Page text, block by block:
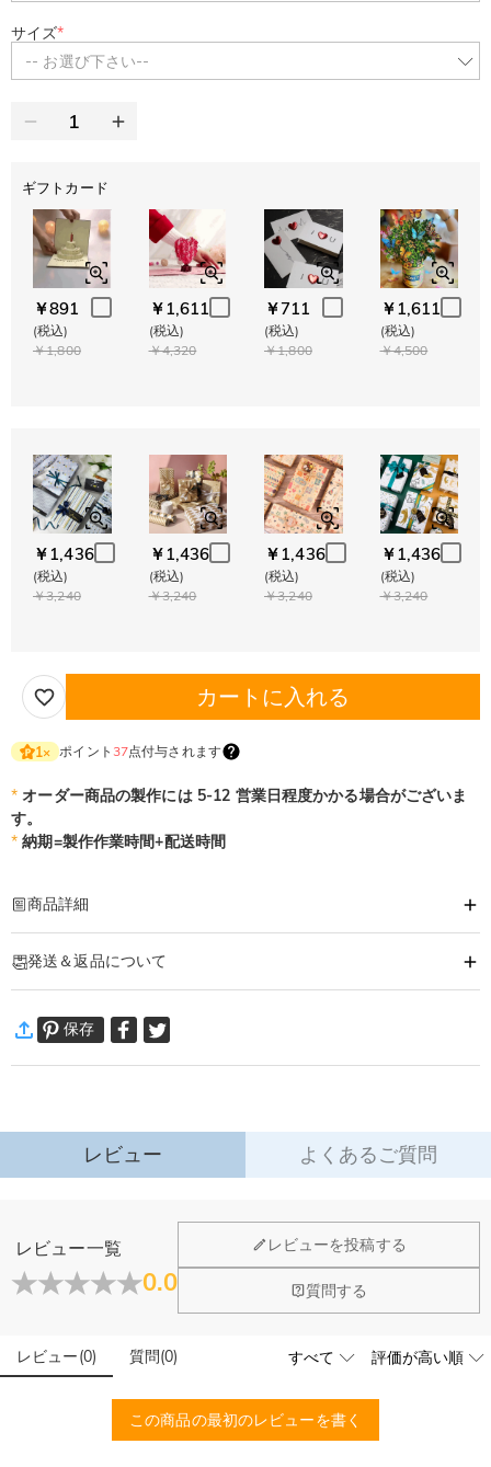
サイズ*
-- お選び下さい--
ギフトカード
￥891
(税込)
￥1,800
￥1,611
(税込)
￥4,320
￥711
(税込)
￥1,800
￥1,611
(税込)
￥4,500
￥1,436
(税込)
￥3,240
￥1,436
(税込)
￥3,240
￥1,436
(税込)
￥3,240
￥1,436
(税込)
￥3,240
カートに入れる
1× ポイント 37点付与されます
* オーダー商品の製作には 5-12 営業日程度かかる場合がございま
す。
* 納期=製作作業時間+配送時間
商品詳細
お好きな柄物やイニシャル、名前などで作った可愛いクッションです。
高品質素材で、柔軟で、刺激のない肌触リ感です。
長期間使用してもへたらず、形を保ちながら適度な反発力を維持します。 単な
る柔らかく快適なクッションではなく、インテリアの仕上げとなる存在です。
ソファ、ベッドサイド、テーブル、出窓、その他の装飾要素に添えるだけで、
発送＆返品について
万一、ご注文商品にご満足いただけない場合は、商品が到着後60日
保存
レビュー よくあるご質問
レビュー一覧
0.0
レビューを投稿する
質問する
レビュー(0) 質問(0)
この商品の最初のレビューを書く